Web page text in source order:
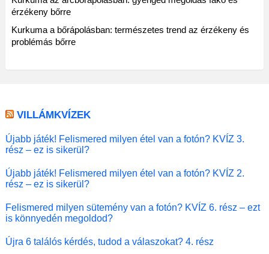
érzékeny bőrre
Kurkuma a bőrápolásban: természetes trend az érzékeny és
problémás bőrre
VILLÁMKVÍZEK
Újabb játék! Felismered milyen étel van a fotón? KVÍZ 3.
rész – ez is sikerül?
Újabb játék! Felismered milyen étel van a fotón? KVÍZ 2.
rész – ez is sikerül?
Felismered milyen sütemény van a fotón? KVÍZ 6. rész – ezt
is könnyedén megoldod?
Újra 6 találós kérdés, tudod a válaszokat? 4. rész